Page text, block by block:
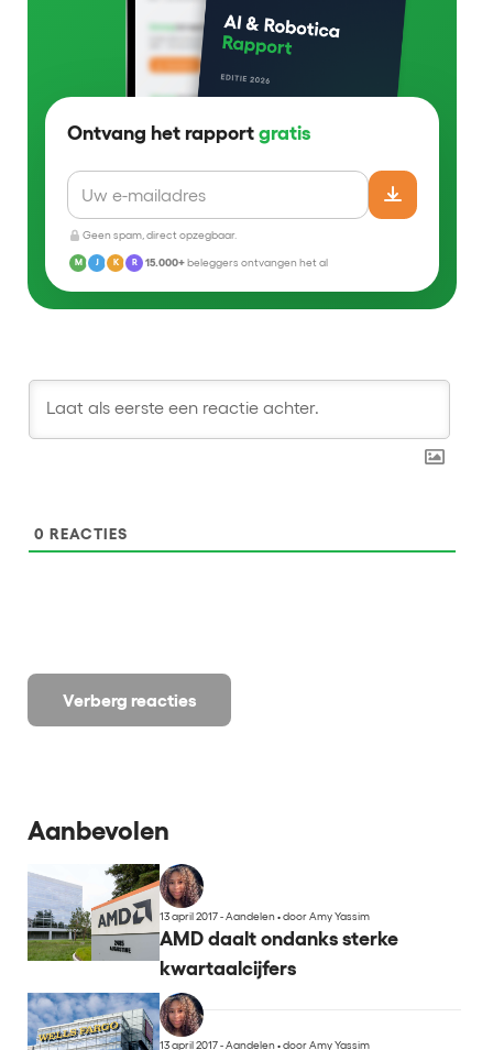
Ontvang het rapport gratis
Geen spam, direct opzegbaar.
M J K R 15.000+beleggers ontvangen het al
Verberg reacties
0 REACTIES
Aanbevolen
13 april 2017 - Aandelen•door Amy Yassim
AMD daalt ondanks sterke
kwartaalcijfers
13 april 2017 - Aandelen•door Amy Yassim